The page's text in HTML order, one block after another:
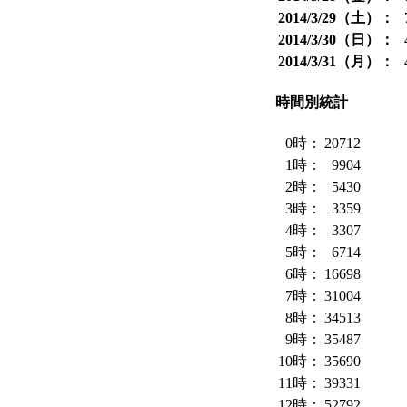
2014/3/29（土）：
2014/3/30（日）：
2014/3/31（月）：
時間別統計
0時：
20712
1時：
9904
2時：
5430
3時：
3359
4時：
3307
5時：
6714
6時：
16698
7時： 31004
8時： 34513
9時： 35487
10時： 35690
11時： 39331